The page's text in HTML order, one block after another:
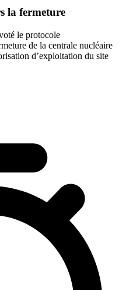
la fermeture
le protocole
de la centrale nucléaire
d’exploitation du site